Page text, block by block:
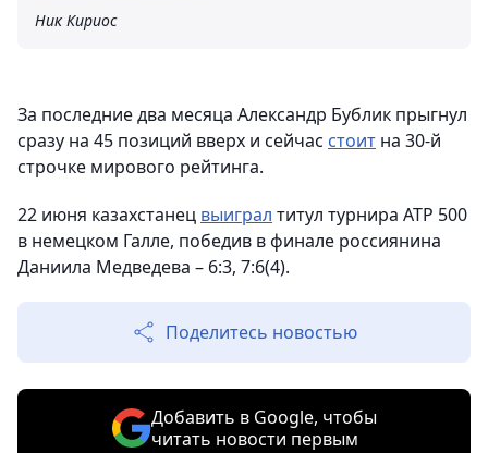
Ник Кириос
За последние два месяца Александр Бублик прыгнул
сразу на 45 позиций вверх и сейчас стоит на 30-й
строчке мирового рейтинга.
22 июня казахстанец выиграл титул турнира ATP 500
в немецком Галле, победив в финале россиянина
Даниила Медведева – 6:3, 7:6(4).
Поделитесь новостью
Добавить в Google, чтобы
читать новости первым